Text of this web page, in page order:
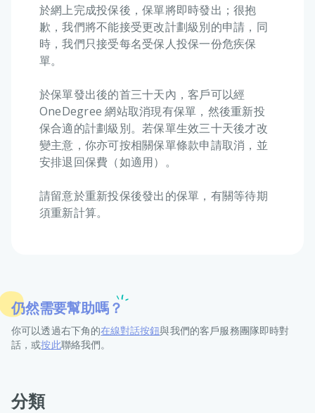
於網上完成投保後，保單將即時發出；很抱
歉，我們將不能接受更改計劃級別的申請，同
時，我們只接受每名受保人投保一份危疾保
單。
於保單發出後的首三十天內，客戶可以經
OneDegree 網站取消現有保單，然後重新投
保合適的計劃級別。若保單生效三十天後才改
變主意，你亦可按相關保單條款申請取消，並
安排退回保費（如適用）。
請留意於重新投保後發出的保單，有關等待期
須重新計算。
仍然需要幫助嗎？
你可以透過右下角的在線對話按鈕與我們的客戶服務團隊即時對
話，或按此聯絡我們。
分類